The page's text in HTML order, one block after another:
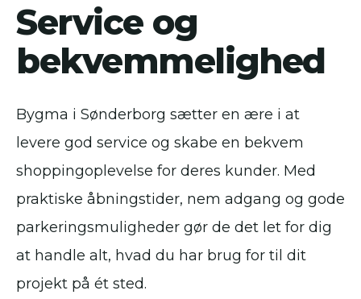
Service og
bekvemmelighed
Bygma i Sønderborg sætter en ære i at
levere god service og skabe en bekvem
shoppingoplevelse for deres kunder. Med
praktiske åbningstider, nem adgang og gode
parkeringsmuligheder gør de det let for dig
at handle alt, hvad du har brug for til dit
projekt på ét sted.